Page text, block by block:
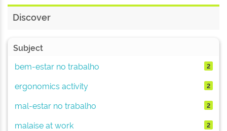
Discover
Subject
bem-estar no trabalho
2
ergonomics activity 2
mal-estar no trabalho 2
malaise at work 2